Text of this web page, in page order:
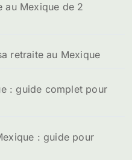
au Mexique de 2
retraite au Mexique
: guide complet pour
: guide pour